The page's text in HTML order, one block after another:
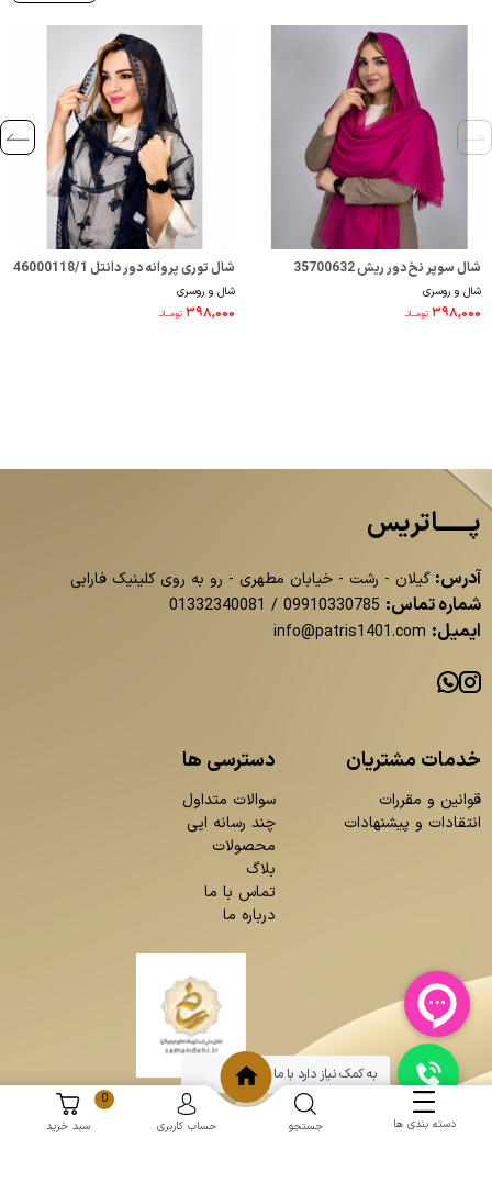
شال سوپر نخ دور ریش 35700632
شال و روسری
۳۹۸,۰۰۰ تومــانـ
شال توری پروانه دور دانتل 46000118/1
شال و روسری
۳۹۸,۰۰۰ تومــانـ
پــــــاتریس
آدرس: گیلان - رشت - خیابان مطهری - رو به روی کلینیک فارابی
شماره تماس: 09910330785
/
01332340081
ایمیل: info@patris1401.com
خدمات مشتریان
قوانین و مقررات
انتقادات و پیشنهادات
دسترسی ها
سوالات متداول
چند رسانه ایی
محصولات
بلاگ
تماس با ما
درباره ما
دسته بندی ها جستجو حساب کاربری
0
سبد خرید
به کمک نیاز دارد با ما چت کنید